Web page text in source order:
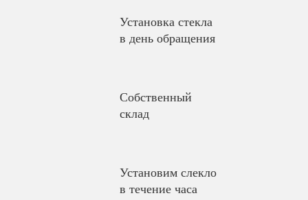
Установка стекла
в день обращения
Собственный
склад
Установим слекло
в течение часа